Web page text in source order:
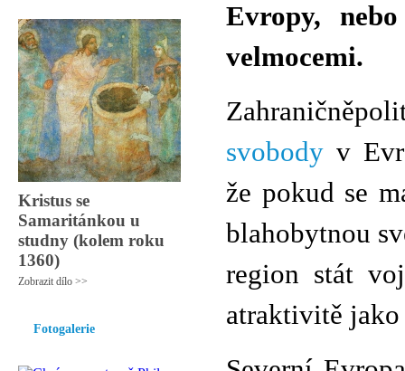
Kristus se
Samaritánkou u
studny (kolem roku
1360)
Zobrazit dílo >>
Fotogalerie
Evropy,
velmocemi.
svobody v
že pokud se
blahobytnou
region stát
atraktivitě